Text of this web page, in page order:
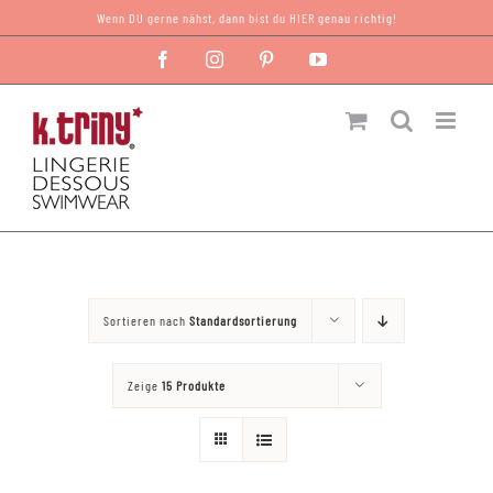
Inhalt
Wenn DU gerne nähst, dann bist du HIER genau richtig!
FacebookInstagramPinterest
Sortieren nach Standardsortierung
Zeige 15 Produkte